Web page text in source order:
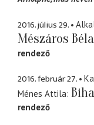
2016. július 29.
Mészáros Béla
rendező
2016. február 27.
Ménes Attila
rendező